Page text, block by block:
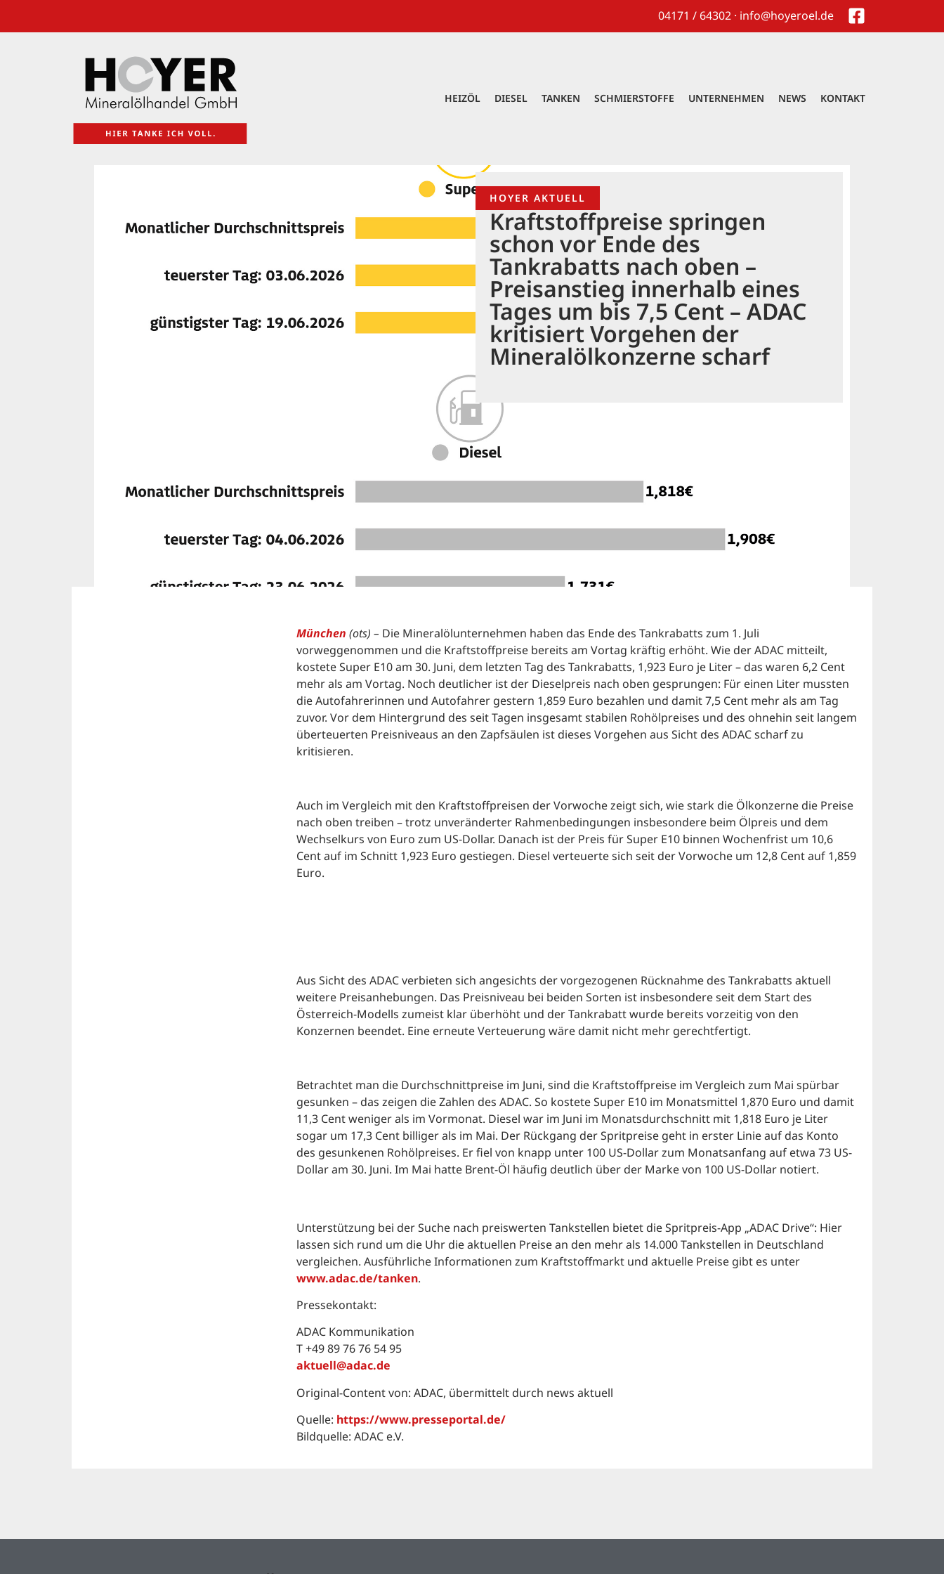
04171 / 64302 · info@hoyeroel.de
HEIZÖL DIESEL TANKEN SCHMIERSTOFFE UNTERNEHMEN NEWS KONTAKT
HOYER AKTUELL
Kraftstoffpreise springen
schon vor Ende des
Tankrabatts nach oben –
Preisanstieg innerhalb eines
Tages um bis 7,5 Cent – ADAC
kritisiert Vorgehen der
Mineralölkonzerne scharf
München (ots) – Die Mineralölunternehmen haben das Ende des Tankrabatts zum 1. Juli
vorweggenommen und die Kraftstoffpreise bereits am Vortag kräftig erhöht. Wie der ADAC mitteilt,
kostete Super E10 am 30. Juni, dem letzten Tag des Tankrabatts, 1,923 Euro je Liter – das waren 6,2 Cent
mehr als am Vortag. Noch deutlicher ist der Dieselpreis nach oben gesprungen: Für einen Liter mussten
die Autofahrerinnen und Autofahrer gestern 1,859 Euro bezahlen und damit 7,5 Cent mehr als am Tag
zuvor. Vor dem Hintergrund des seit Tagen insgesamt stabilen Rohölpreises und des ohnehin seit langem
überteuerten Preisniveaus an den Zapfsäulen ist dieses Vorgehen aus Sicht des ADAC scharf zu
kritisieren.
Auch im Vergleich mit den Kraftstoffpreisen der Vorwoche zeigt sich, wie stark die Ölkonzerne die Preise
nach oben treiben – trotz unveränderter Rahmenbedingungen insbesondere beim Ölpreis und dem
Wechselkurs von Euro zum US-Dollar. Danach ist der Preis für Super E10 binnen Wochenfrist um 10,6
Cent auf im Schnitt 1,923 Euro gestiegen. Diesel verteuerte sich seit der Vorwoche um 12,8 Cent auf 1,859
Euro.
Aus Sicht des ADAC verbieten sich angesichts der vorgezogenen Rücknahme des Tankrabatts aktuell
weitere Preisanhebungen. Das Preisniveau bei beiden Sorten ist insbesondere seit dem Start des
Österreich-Modells zumeist klar überhöht und der Tankrabatt wurde bereits vorzeitig von den
Konzernen beendet. Eine erneute Verteuerung wäre damit nicht mehr gerechtfertigt.
Betrachtet man die Durchschnittpreise im Juni, sind die Kraftstoffpreise im Vergleich zum Mai spürbar
gesunken – das zeigen die Zahlen des ADAC. So kostete Super E10 im Monatsmittel 1,870 Euro und damit
11,3 Cent weniger als im Vormonat. Diesel war im Juni im Monatsdurchschnitt mit 1,818 Euro je Liter
sogar um 17,3 Cent billiger als im Mai. Der Rückgang der Spritpreise geht in erster Linie auf das Konto
des gesunkenen Rohölpreises. Er fiel von knapp unter 100 US-Dollar zum Monatsanfang auf etwa 73 US-
Dollar am 30. Juni. Im Mai hatte Brent-Öl häufig deutlich über der Marke von 100 US-Dollar notiert.
Unterstützung bei der Suche nach preiswerten Tankstellen bietet die Spritpreis-App „ADAC Drive“: Hier
lassen sich rund um die Uhr die aktuellen Preise an den mehr als 14.000 Tankstellen in Deutschland
vergleichen. Ausführliche Informationen zum Kraftstoffmarkt und aktuelle Preise gibt es unter
www.adac.de/tanken.
Pressekontakt:
ADAC Kommunikation
T +49 89 76 76 54 95
aktuell@adac.de
Original-Content von: ADAC, übermittelt durch news aktuell
Quelle: https://www.presseportal.de/
Bildquelle: ADAC e.V.